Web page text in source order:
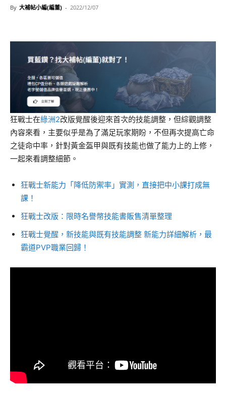
By 大補帖小編(編董) - 2022/12/07
狂戰士在綠洲2改版覺醒後迎來首次的技能調整，但綜觀調整
內容來看，主要似乎是為了滿足玩家期盼，不但再次提高亡命
之徒命中率，針對黃金盔甲與既有技能也做了能力上的上修，
一起來看調整細節。
狂戰士新能力「降低防禦率」實測，直接把中小課打成無
課！
狂戰士改版：限時名譽幣技能書販售清單整理
狂戰士覺醒，新技能與既有技能調整 新能力詳細解析，最
霸道PVP職業回歸！